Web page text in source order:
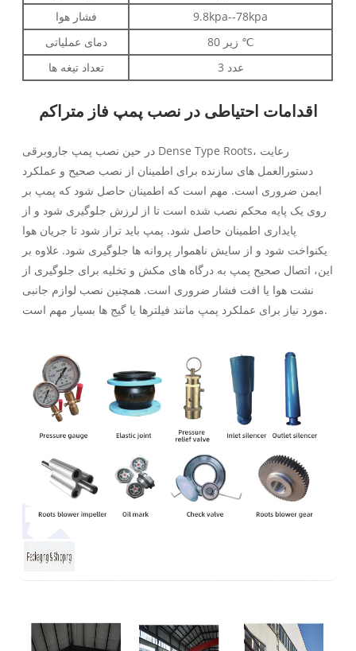
فشار هوا
9.8kpa--78kpa
دمای عملیاتی
زیر 80 ℃
تعداد تیغه ها
3 عدد
اقدامات احتیاطی در نصب پمپ فاز متراکم
در حین نصب پمپ جاروبرقی Dense Type Roots، رعایت
دستورالعمل های سازنده برای اطمینان از نصب صحیح و عملکرد
ایمن ضروری است. مهم است که اطمینان حاصل شود که پمپ بر
روی یک پایه محکم نصب شده است تا از لرزش جلوگیری شود و از
پایداری اطمینان حاصل شود. پمپ باید تراز شود تا جریان هوا
یکنواخت شود و از سایش ناهموار پروانه ها جلوگیری شود. علاوه بر
این، اتصال صحیح پمپ به درگاه های مکش و تخلیه برای جلوگیری از
نشت هوا یا افت فشار ضروری است. همچنین نصب لوازم جانبی
مورد نیاز برای عملکرد پمپ مانند فیلترها یا گیج ها بسیار مهم است.